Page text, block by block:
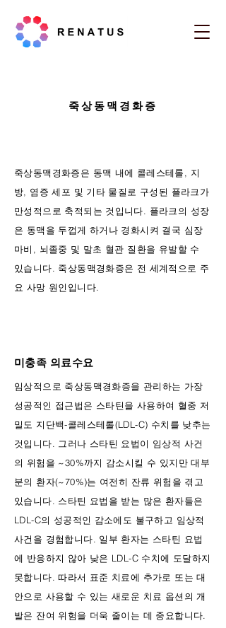
죽상동맥경화증
죽상동맥경화증은 동맥 내에 콜레스테롤, 지
방, 염증 세포 및 기타 물질로 구성된 플라크가
만성적으로 축적되는 것입니다. 플라크의 성장
은 동맥을 두껍게 하거나 경화시켜 결국 심장
마비, 뇌졸중 및 말초 혈관 질환을 유발할 수
있습니다. 죽상동맥경화증은 전 세계적으로 주
요 사망 원인입니다.
미충족 의료수요
임상적으로 죽상동맥경화증을 관리하는 가장
성공적인 접근법은 스타틴을 사용하여 혈중 저
밀도 지단백-콜레스테롤(LDL-C) 수치를 낮추는
것입니다. 그러나 스타틴 요법이 임상적 사건
의 위험을 ~30%까지 감소시킬 수 있지만 대부
분의 환자(~70%)는 여전히 잔류 위험을 겪고
있습니다. 스타틴 요법을 받는 많은 환자들은
LDL-C의 성공적인 감소에도 불구하고 임상적
사건을 경험합니다. 일부 환자는 스타틴 요법
에 반응하지 않아 낮은 LDL-C 수치에 도달하지
못합니다. 따라서 표준 치료에 추가로 또는 대
안으로 사용할 수 있는 새로운 치료 옵션의 개
발은 잔여 위험을 더욱 줄이는 데 중요합니다.